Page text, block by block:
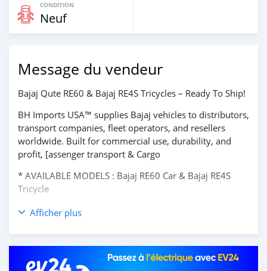
CONDITION
Neuf
Message du vendeur
Bajaj Qute RE60 & Bajaj RE4S Tricycles – Ready To Ship!
BH Imports USA™ supplies Bajaj vehicles to distributors,
transport companies, fleet operators, and resellers
worldwide. Built for commercial use, durability, and
profit, [assenger transport & Cargo
* AVAILABLE MODELS : Bajaj RE60 Car & Bajaj RE4S
Tricycle
* PRICE LIST: Approx. 30% below official Bajaj prices,
🚗 Bajaj Qute RE60 :
Petrol / CNG / LPG: $2,500
Afficher plus